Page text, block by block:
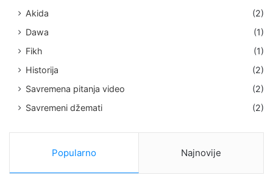
Akida
(2)
Dawa
(1)
Fikh
(1)
Historija
(2)
Savremena pitanja video
(2)
Savremeni džemati
(2)
Popularno Najnovije